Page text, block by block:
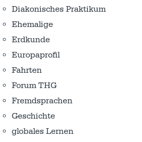
Diakonisches Praktikum
Ehemalige
Erdkunde
Europaprofil
Fahrten
Forum THG
Fremdsprachen
Geschichte
globales Lernen